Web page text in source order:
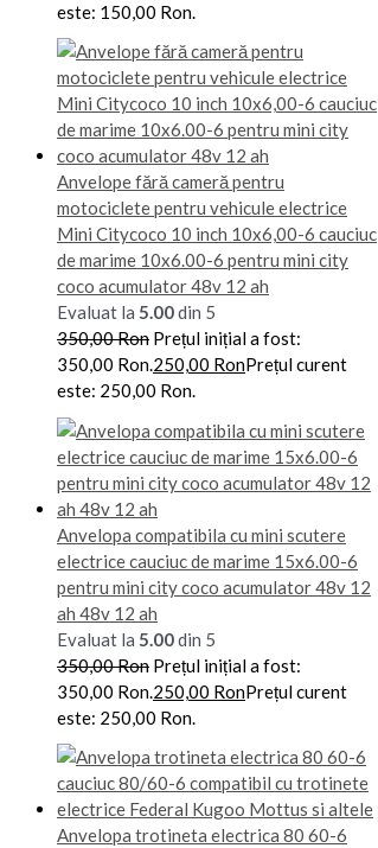
este: 150,00 Ron.
Anvelope fără cameră pentru
motociclete pentru vehicule electrice
Mini Citycoco 10 inch 10x6,00-6 cauciuc
de marime 10x6.00-6 pentru mini city
coco acumulator 48v 12 ah
Evaluat la 5.00din 5
350,00Ron Prețul inițial a fost:
350,00 Ron.250,00 RonPrețul curent
este: 250,00 Ron.
Anvelopa compatibila cu mini scutere
electrice cauciuc de marime 15x6.00-6
pentru mini city coco acumulator 48v 12
ah 48v 12 ah
Evaluat la 5.00din 5
350,00Ron Prețul inițial a fost:
350,00 Ron.250,00 RonPrețul curent
este: 250,00 Ron.
Anvelopa trotineta electrica 80 60-6